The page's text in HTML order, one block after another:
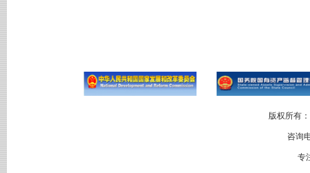
版权所有
咨询
专